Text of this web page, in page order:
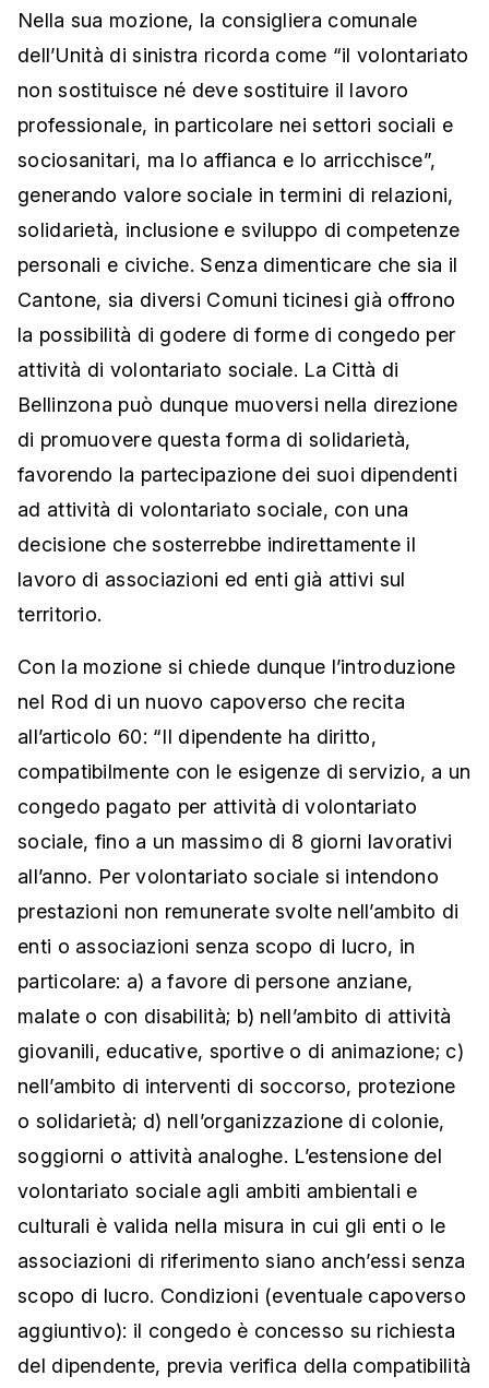
Nella sua mozione, la consigliera comunale
dell’Unità di sinistra ricorda come “il volontariato
non sostituisce né deve sostituire il lavoro
professionale, in particolare nei settori sociali e
sociosanitari, ma lo affianca e lo arricchisce”,
generando valore sociale in termini di relazioni,
solidarietà, inclusione e sviluppo di competenze
personali e civiche. Senza dimenticare che sia il
Cantone, sia diversi Comuni ticinesi già offrono
la possibilità di godere di forme di congedo per
attività di volontariato sociale. La Città di
Bellinzona può dunque muoversi nella direzione
di promuovere questa forma di solidarietà,
favorendo la partecipazione dei suoi dipendenti
ad attività di volontariato sociale, con una
decisione che sosterrebbe indirettamente il
lavoro di associazioni ed enti già attivi sul
territorio.
Con la mozione si chiede dunque l’introduzione
nel Rod di un nuovo capoverso che recita
all’articolo 60: “Il dipendente ha diritto,
compatibilmente con le esigenze di servizio, a un
congedo pagato per attività di volontariato
sociale, fino a un massimo di 8 giorni lavorativi
all’anno. Per volontariato sociale si intendono
prestazioni non remunerate svolte nell’ambito di
enti o associazioni senza scopo di lucro, in
particolare: a) a favore di persone anziane,
malate o con disabilità; b) nell’ambito di attività
giovanili, educative, sportive o di animazione; c)
nell’ambito di interventi di soccorso, protezione
o solidarietà; d) nell’organizzazione di colonie,
soggiorni o attività analoghe. L’estensione del
volontariato sociale agli ambiti ambientali e
culturali è valida nella misura in cui gli enti o le
associazioni di riferimento siano anch’essi senza
scopo di lucro. Condizioni (eventuale capoverso
aggiuntivo): il congedo è concesso su richiesta
del dipendente, previa verifica della compatibilità